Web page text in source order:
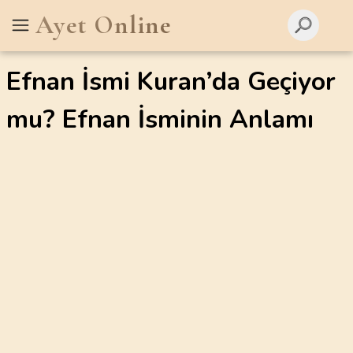
Ayet Online
Efnan İsmi Kuran’da Geçiyor
mu? Efnan İsminin Anlamı